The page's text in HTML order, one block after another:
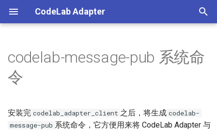
CodeLab Adapter
始
Adapter简介
入门案例1
教程开篇
Python对象连接器：EIM
Linda
展示视频(gallery)
介绍(introduction)
Scratch PPT
介绍(introduction)
I am reading!
典型使用案例：
安装
介绍(introduction)
extension market
介绍(introduction)
介绍(introduction)
介绍(introduction)
读书与思考
介绍(introduction)
论坛
联系我们(contact us)
价值观(value)
codelab-message-pub 系统命
令
安装完 codelab_adapter_client 之后，将生成 codelab-
message-pub 系统命令，它方便用来将 CodeLab Adapter 与